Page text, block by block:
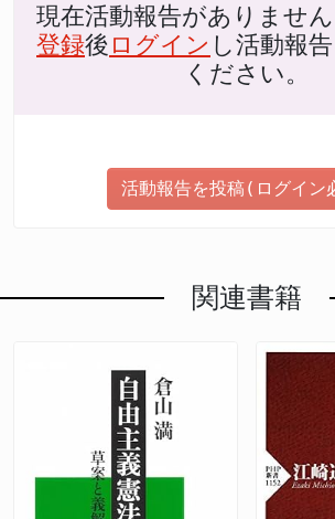
現在活動報告がありません
登録後 ログイン し活動報
ください。
活動報告を投稿(ログイン
関連書籍